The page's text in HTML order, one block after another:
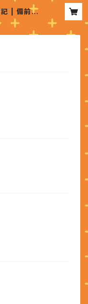
記 | 備前焼